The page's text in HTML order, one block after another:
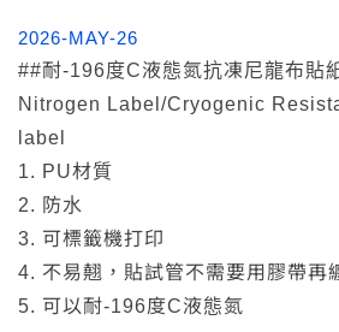
2026-MAY-26
##耐-196度C液態氮抗凍尼龍布貼
Nitrogen Label/Cryogenic
label
1. PU材質
2. 防水
3. 可標籤機打印
4. 不易翹，貼試管不需要用膠帶再
5. 可以耐-196度C液態氮